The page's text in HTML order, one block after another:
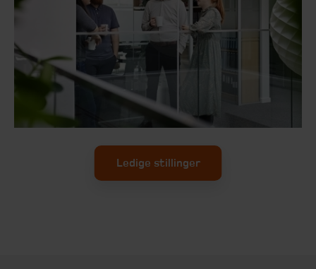
Ledige stillinger